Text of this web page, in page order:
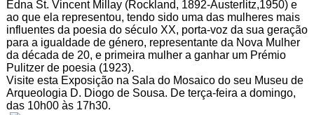
Edna St. Vincent Millay (Rockland, 1892-Austerlitz,1950) e
ao que ela representou, tendo sido uma das mulheres mais
influentes da poesia do século XX, porta-voz da sua geração
para a igualdade de género, representante da Nova Mulher
da década de 20, e primeira mulher a ganhar um Prémio
Pulitzer de poesia (1923).
Visite esta Exposição na Sala do Mosaico do seu Museu de
Arqueologia D. Diogo de Sousa. De terça-feira a domingo,
das 10h00 às 17h30.